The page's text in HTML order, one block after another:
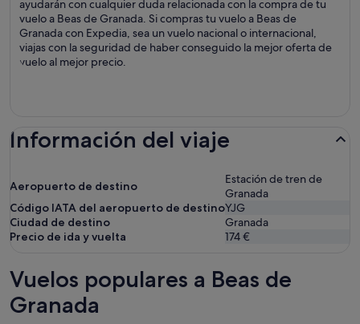
ayudarán con cualquier duda relacionada con la compra de tu
vuelo a Beas de Granada. Si compras tu vuelo a Beas de
Granada con Expedia, sea un vuelo nacional o internacional,
viajas con la seguridad de haber conseguido la mejor oferta de
vuelo al mejor precio.
Información del viaje
Aeropuerto de destino
Estación de tren de
Granada
Código IATA del aeropuerto de destinoYJG
Ciudad de destino
Granada
Precio de ida y vuelta
174 €
Vuelos populares a Beas de
Granada